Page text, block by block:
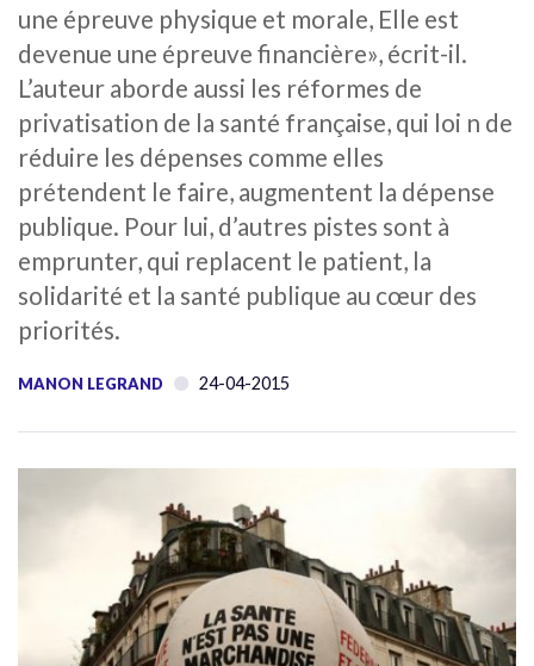
une épreuve physique et morale, Elle est
devenue une épreuve financière», écrit-il.
L’auteur aborde aussi les réformes de
privatisation de la santé française, qui loi n de
réduire les dépenses comme elles
prétendent le faire, augmentent la dépense
publique. Pour lui, d’autres pistes sont à
emprunter, qui replacent le patient, la
solidarité et la santé publique au cœur des
priorités.
MANON LEGRAND 24-04-2015